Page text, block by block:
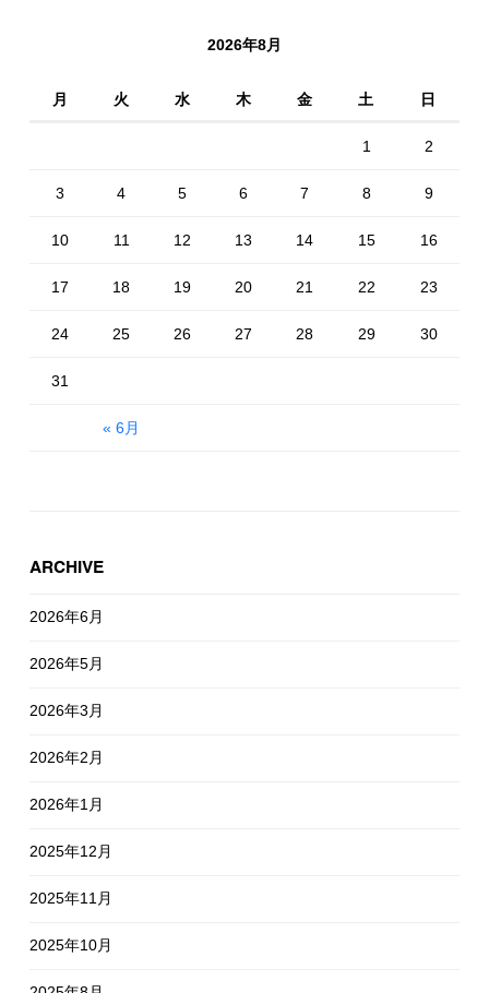
2026年8月
月 火 水 木 金 土 日
« 6月
1 2
3 4 5 6 7 8 9
10 11 12 13 14 15 16
17 18 19 20 21 22 23
24 25 26 27 28 29 30
31
ARCHIVE
2026年6月
2026年5月
2026年3月
2026年2月
2026年1月
2025年12月
2025年11月
2025年10月